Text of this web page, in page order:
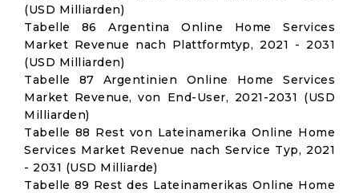
(USD Milliarden)
Tabelle 86 Argentina Online Home Services
Market Revenue nach Plattformtyp, 2021 - 2031
(USD Milliarden)
Tabelle 87 Argentinien Online Home Services
Market Revenue, von End-User, 2021-2031 (USD
Milliarden)
Tabelle 88 Rest von Lateinamerika Online Home
Services Market Revenue nach Service Typ, 2021
- 2031 (USD Milliarde)
Tabelle 89 Rest des Lateinamerikas Online Home